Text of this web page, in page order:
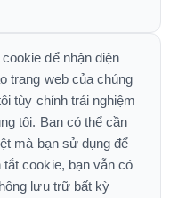
để nhận diện
trang web của chúng
tùy chỉnh trải nghiệm
tôi. Bạn có thể cần
mà bạn sử dụng để
cookie, bạn vẫn có
lưu trữ bất kỳ